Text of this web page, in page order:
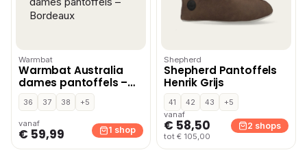
Warmbat
Warmbat Australia
dames pantoffels –
Bordeaux
36 37 38 +5
vanaf
€ 59,99 1 shop
Shepherd
Shepherd Pantoffels
Henrik Grijs
41 42 43
+5
vanaf
€ 58,50
tot € 105,00
2 shops